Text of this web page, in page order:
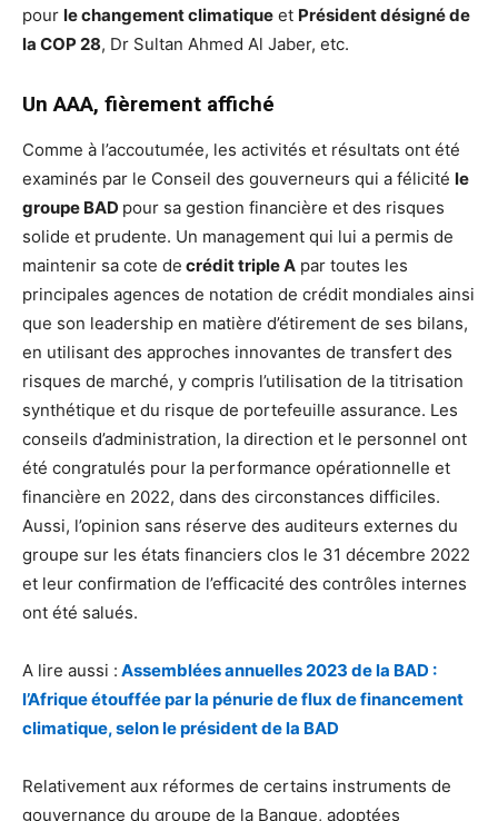
pour le changement climatique et Président désigné de
la COP 28, Dr Sultan Ahmed Al Jaber, etc.
Un AAA, fièrement affiché
Comme à l’accoutumée, les activités et résultats ont été
examinés par le Conseil des gouverneurs qui a félicité le
groupe BAD pour sa gestion financière et des risques
solide et prudente. Un management qui lui a permis de
maintenir sa cote de crédit triple A par toutes les
principales agences de notation de crédit mondiales ainsi
que son leadership en matière d’étirement de ses bilans,
en utilisant des approches innovantes de transfert des
risques de marché, y compris l’utilisation de la titrisation
synthétique et du risque de portefeuille assurance. Les
conseils d’administration, la direction et le personnel ont
été congratulés pour la performance opérationnelle et
financière en 2022, dans des circonstances difficiles.
Aussi, l’opinion sans réserve des auditeurs externes du
groupe sur les états financiers clos le 31 décembre 2022
et leur confirmation de l’efficacité des contrôles internes
ont été salués.
A lire aussi : Assemblées annuelles 2023 de la BAD :
l’Afrique étouffée par la pénurie de flux de financement
climatique, selon le président de la BAD
Relativement aux réformes de certains instruments de
gouvernance du groupe de la Banque, adoptées